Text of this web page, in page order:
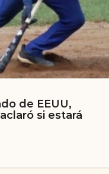
de EEUU,
si estará